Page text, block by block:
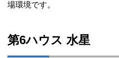
場環境です。
第6ハウス 水星